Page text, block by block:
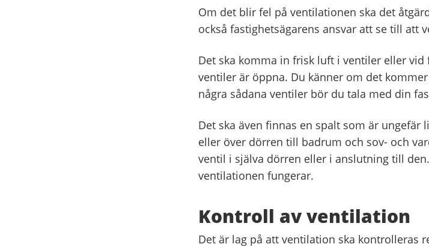
Om det blir fel på ventilationen ska det
också fastighetsägarens ansvar att se till att
Det ska komma in frisk luft i ventiler eller
ventiler är öppna. Du känner om det
några sådana ventiler bör du tala med din
Det ska även finnas en spalt som är
eller över dörren till badrum och sov- och
ventil i själva dörren eller i anslutning till
ventilationen fungerar.
Kontroll av ventilation
Det är lag på att ventilation ska kontrolleras